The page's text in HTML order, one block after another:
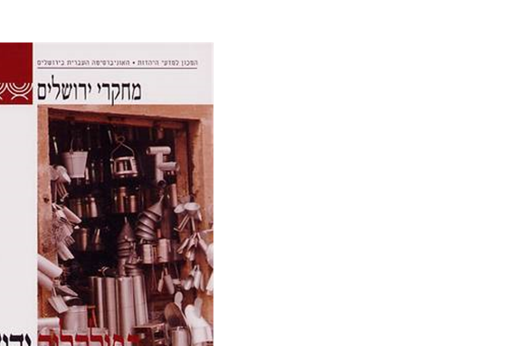
תמר אלכסנדר-פריזר
גלית חזן-רוקם
שלום צבר
הנחת אתר ספר מודפס